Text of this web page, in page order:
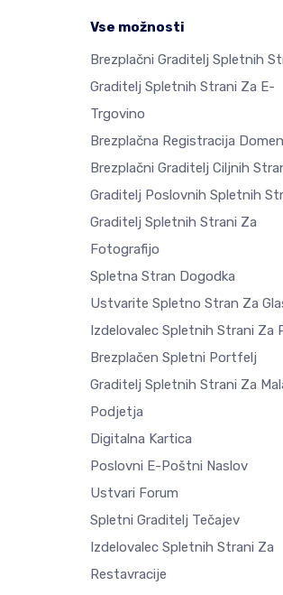
Vse možnosti
Brezplačni Graditelj Spletnih
Graditelj Spletnih Strani Za E-
Trgovino
Brezplačna Registracija
Brezplačni Graditelj Ciljnih
Graditelj Poslovnih Spletnih
Graditelj Spletnih Strani Za
Fotografijo
Spletna Stran Dogodka
Ustvarite Spletno Stran Za
Izdelovalec Spletnih Strani Za
Brezplačen Spletni Portfelj
Graditelj Spletnih Strani Za
Podjetja
Digitalna Kartica
Poslovni E-Poštni Naslov
Ustvari Forum
Spletni Graditelj Tečajev
Izdelovalec Spletnih Strani Za
Restavracije